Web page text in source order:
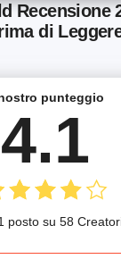
Recensione
di
punteggio
4.1
posto su 58